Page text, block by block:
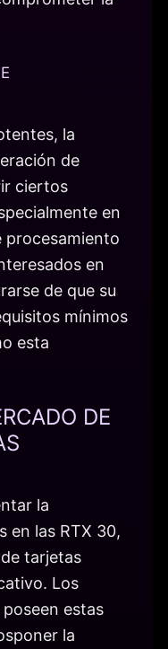
la
de
ciertos
en
procesamiento
en
de que su
mínimos
esta
DE
la
en las RTX 30,
tarjetas
Los
estas
la